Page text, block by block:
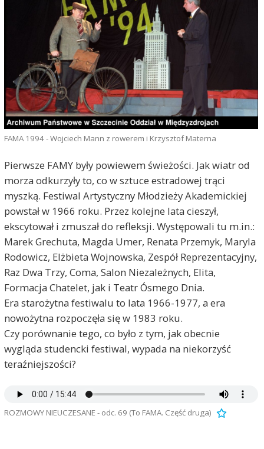
FAMA 1994 - Wojciech Mann z rowerem i Krzysztof Materna
Pierwsze FAMY były powiewem świeżości. Jak wiatr od
morza odkurzyły to, co w sztuce estradowej trąci
myszką. Festiwal Artystyczny Młodzieży Akademickiej
powstał w 1966 roku. Przez kolejne lata cieszył,
ekscytował i zmuszał do refleksji. Występowali tu m.in.:
Marek Grechuta, Magda Umer, Renata Przemyk, Maryla
Rodowicz, Elżbieta Wojnowska, Zespół Reprezentacyjny,
Raz Dwa Trzy, Coma, Salon Niezależnych, Elita,
Formacja Chatelet, jak i Teatr Ósmego Dnia.
Era starożytna festiwalu to lata 1966-1977, a era
nowożytna rozpoczęła się w 1983 roku.
Czy porównanie tego, co było z tym, jak obecnie
wygląda studencki festiwal, wypada na niekorzyść
teraźniejszości?
ROZMOWY NIEUCZESANE - odc. 69 (To FAMA. Część druga)